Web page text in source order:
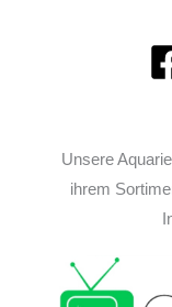
Unsere
ihrem